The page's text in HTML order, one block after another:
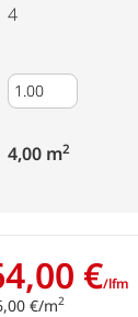
4
4,00 m2
€/m2
€/lfm